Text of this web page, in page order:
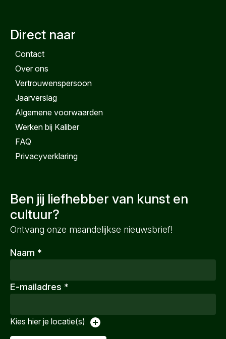
Direct naar
Contact
Over ons
Vertrouwenspersoon
Jaarverslag
Algemene voorwaarden
Werken bij Kaliber
FAQ
Privacyverklaring
Ben jij liefhebber van kunst en
cultuur?
Ontvang onze maandelijkse nieuwsbrief!
Naam *
E-mailadres *
Kies hier je locatie(s)